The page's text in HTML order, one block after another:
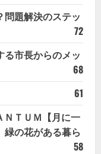
問題解決のステッ
72
る市長からのメッ
68
61
ＮＴＵＭ【月に一
緑の花がある暮ら
58